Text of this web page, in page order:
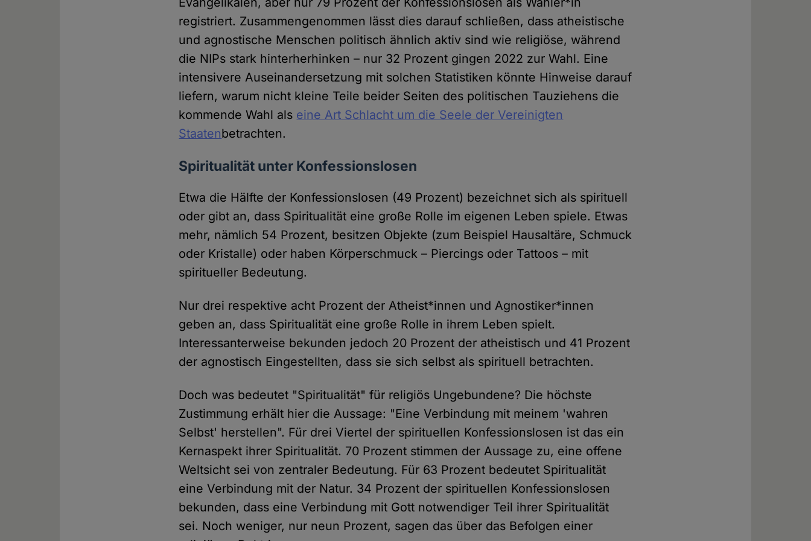
registriert. Zusammengenommen lässt dies darauf schließen, dass atheistische
und agnostische Menschen politisch ähnlich aktiv sind wie religiöse, während
die NIPs stark hinterherhinken – nur 32 Prozent gingen 2022 zur Wahl. Eine
intensivere Auseinandersetzung mit solchen Statistiken könnte Hinweise darauf
liefern, warum nicht kleine Teile beider Seiten des politischen Tauziehens die
kommende Wahl als eine Art Schlacht um die Seele der Vereinigten
Staatenbetrachten.
Spiritualität unter Konfessionslosen
Etwa die Hälfte der Konfessionslosen (49 Prozent) bezeichnet sich als spirituell
oder gibt an, dass Spiritualität eine große Rolle im eigenen Leben spiele. Etwas
mehr, nämlich 54 Prozent, besitzen Objekte (zum Beispiel Hausaltäre, Schmuck
oder Kristalle) oder haben Körperschmuck – Piercings oder Tattoos – mit
spiritueller Bedeutung.
Nur drei respektive acht Prozent der Atheist*innen und Agnostiker*innen
geben an, dass Spiritualität eine große Rolle in ihrem Leben spielt.
Interessanterweise bekunden jedoch 20 Prozent der atheistisch und 41 Prozent
der agnostisch Eingestellten, dass sie sich selbst als spirituell betrachten.
Doch was bedeutet "Spiritualität" für religiös Ungebundene? Die höchste
Zustimmung erhält hier die Aussage: "Eine Verbindung mit meinem 'wahren
Selbst' herstellen". Für drei Viertel der spirituellen Konfessionslosen ist das ein
Kernaspekt ihrer Spiritualität. 70 Prozent stimmen der Aussage zu, eine offene
Weltsicht sei von zentraler Bedeutung. Für 63 Prozent bedeutet Spiritualität
eine Verbindung mit der Natur. 34 Prozent der spirituellen Konfessionslosen
bekunden, dass eine Verbindung mit Gott notwendiger Teil ihrer Spiritualität
sei. Noch weniger, nur neun Prozent, sagen das über das Befolgen einer